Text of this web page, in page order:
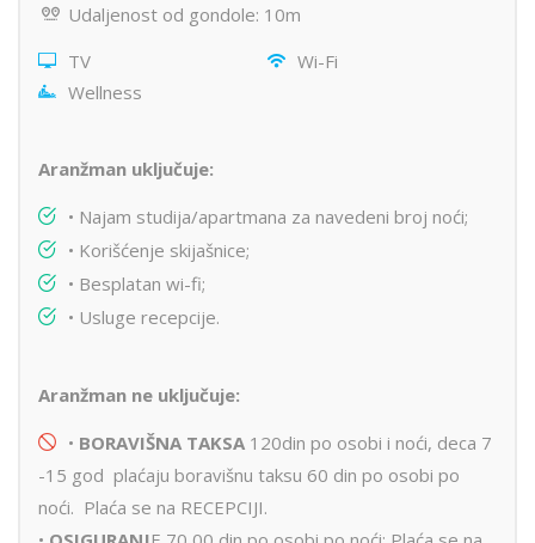
Udaljenost od gondole: 10m
TV
Wi-Fi
Wellness
Aranžman uključuje:
• Najam studija/apartmana za navedeni broj noći;
• Korišćenje skijašnice;
• Besplatan wi-fi;
• Usluge recepcije.
Aranžman ne uključuje:
• BORAVIŠNA TAKSA 120din po osobi i noći, deca 7
-15 god plaćaju boravišnu taksu 60 din po osobi po
noći. Plaća se na RECEPCIJI.